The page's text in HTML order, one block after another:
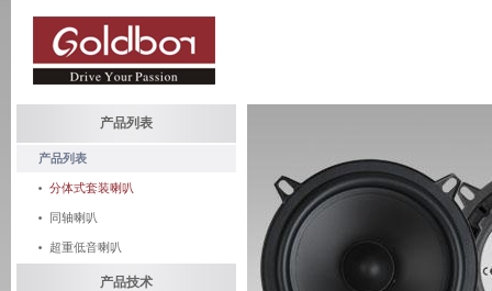
产品列表
产品列表
分体式套装喇叭
同轴喇叭
超重低音喇叭
产品技术